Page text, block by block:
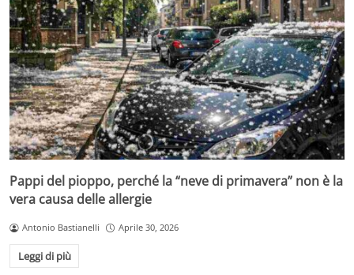
Pappi del pioppo, perché la “neve di primavera” non è la
vera causa delle allergie
Antonio Bastianelli Aprile 30, 2026
Leggi di più